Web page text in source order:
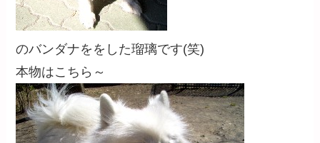
のバンダナををした瑠璃です(笑)
本物はこちら～